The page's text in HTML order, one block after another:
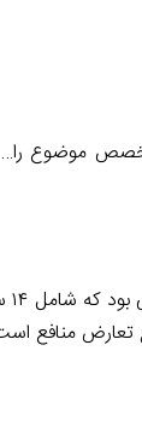
موضوع
به ابتکار
تعارض منافع